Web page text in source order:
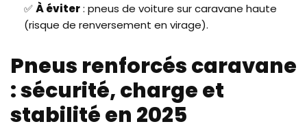
✅À éviter: pneus de voiture sur caravane haute
(risque de renversement en virage).
Pneus renforcés caravane
: sécurité, charge et
stabilité en 2025